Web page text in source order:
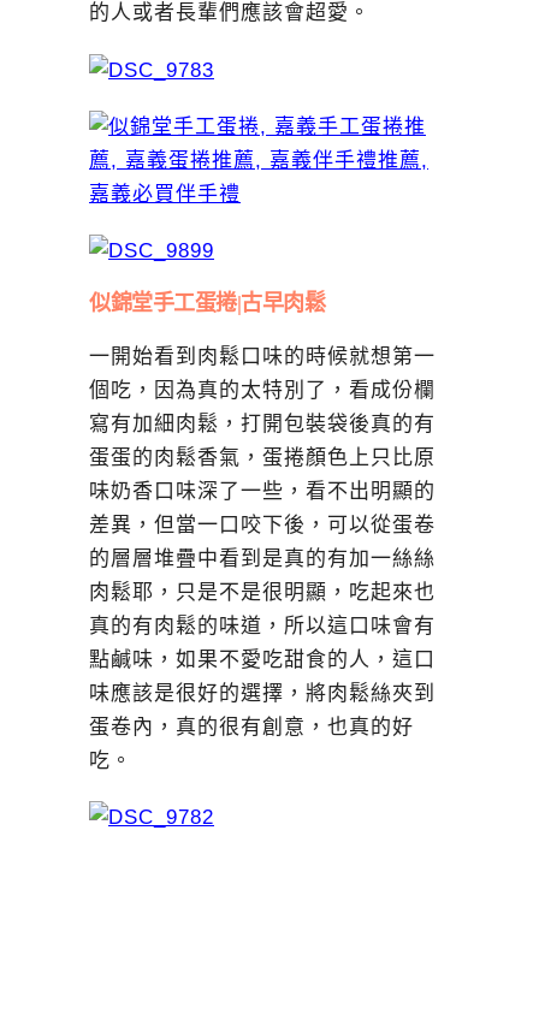
的人或者長輩們應該會超愛。
似錦堂手工蛋捲|古早肉鬆
一開始看到肉鬆口味的時候就想第一
個吃，因為真的太特別了，看成份欄
寫有加細肉鬆，打開包裝袋後真的有
蛋蛋的肉鬆香氣，蛋捲顏色上只比原
味奶香口味深了一些，看不出明顯的
差異，但當一口咬下後，可以從蛋卷
的層層堆疊中看到是真的有加一絲絲
肉鬆耶，只是不是很明顯，吃起來也
真的有肉鬆的味道，所以這口味會有
點鹹味，如果不愛吃甜食的人，這口
味應該是很好的選擇，將肉鬆絲夾到
蛋卷內，真的很有創意，也真的好
吃。